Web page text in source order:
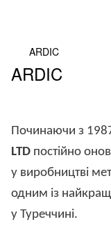
ARDIC
ARDIC
Починаючи з
LTD постійно
у виробництві
одним із
у Туреччині.